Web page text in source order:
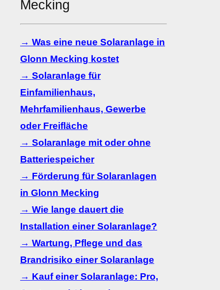
Mecking
→ Was eine neue Solaranlage in
Glonn Mecking kostet
→ Solaranlage für
Einfamilienhaus,
Mehrfamilienhaus, Gewerbe
oder Freifläche
→ Solaranlage mit oder ohne
Batteriespeicher
→ Förderung für Solaranlagen
in Glonn Mecking
→ Wie lange dauert die
Installation einer Solaranlage?
→ Wartung, Pflege und das
Brandrisiko einer Solaranlage
→ Kauf einer Solaranlage: Pro,